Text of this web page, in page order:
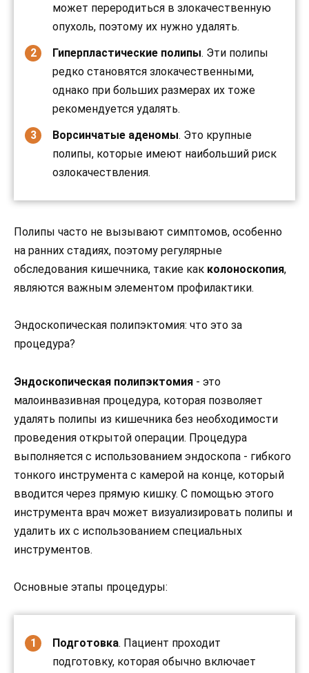
может переродиться в злокачественную
опухоль, поэтому их нужно удалять.
Гиперпластические полипы. Эти полипы
редко становятся злокачественными,
однако при больших размерах их тоже
рекомендуется удалять.
Ворсинчатые аденомы. Это крупные
полипы, которые имеют наибольший риск
озлокачествления.
Полипы часто не вызывают симптомов, особенно
на ранних стадиях, поэтому регулярные
обследования кишечника, такие как колоноскопия,
являются важным элементом профилактики.
Эндоскопическая полипэктомия: что это за
процедура?
Эндоскопическая полипэктомия - это
малоинвазивная процедура, которая позволяет
удалять полипы из кишечника без необходимости
проведения открытой операции. Процедура
выполняется с использованием эндоскопа - гибкого
тонкого инструмента с камерой на конце, который
вводится через прямую кишку. С помощью этого
инструмента врач может визуализировать полипы и
удалить их с использованием специальных
инструментов.
Основные этапы процедуры:
Подготовка. Пациент проходит
подготовку, которая обычно включает